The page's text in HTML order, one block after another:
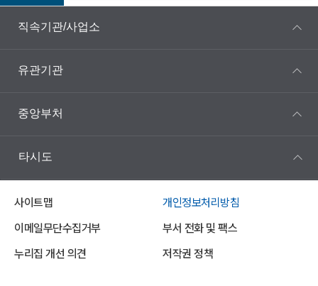
직속기관/사업소
유관기관
중앙부처
타시도
사이트맵
개인정보처리방침
이메일무단수집거부
부서 전화 및 팩스
누리집 개선 의견
저작권 정책